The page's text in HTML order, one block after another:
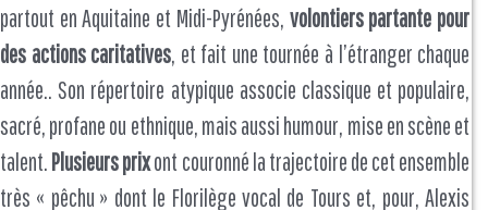
partout en Aquitaine et Midi-Pyrénées, volontiers partante pour
des actions caritatives, et fait une tournée à l’étranger chaque
année.. Son répertoire atypique associe classique et populaire,
sacré, profane ou ethnique, mais aussi humour, mise en scène et
talent. Plusieurs prixont couronné la trajectoire de cet ensemble
très « pêchu » dont le Florilège vocal de Tours et, pour, Alexis